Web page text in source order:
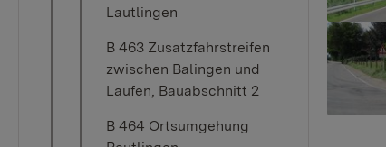
Lautlingen
B 463 Zusatzfahrstreifen
zwischen Balingen und
Laufen, Bauabschnitt 2
B 464 Ortsumgehung
Show